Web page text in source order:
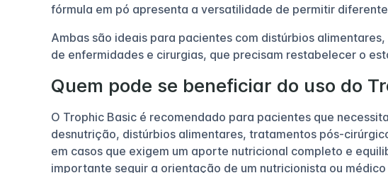
fórmula em pó apresenta a versatilidade de permitir
Ambas são ideais para pacientes com distúrbios
de enfermidades e cirurgias, que precisam restabelecer o
Quem pode se beneficiar do uso do
O Trophic Basic é recomendado para pacientes que
desnutrição, distúrbios alimentares, tratamentos pós-
em casos que exigem um aporte nutricional completo e
importante seguir a orientação de um nutricionista ou